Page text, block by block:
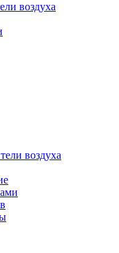
воздуха
воздуха